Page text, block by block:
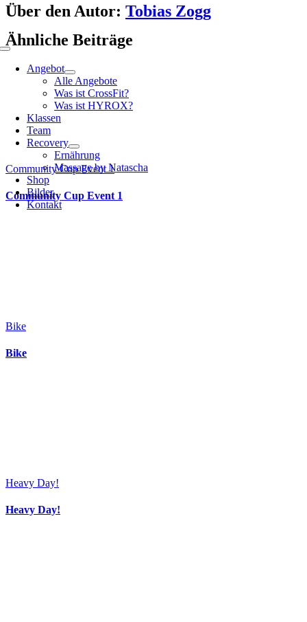
Toggle
NavigationAngebot
Alle Angebote
Was ist CrossFit?
Was ist HYROX?
Klassen
Team
Recovery
Ernährung
Massage by Natascha
Shop
Bilder
Kontakt
Facebook
LinkedIn
WhatsApp
Telegram
Tumblr
Pinterest
Vk
Xing
E-
Mail
Über den Autor: Tobias Zogg
Ähnliche Beiträge
Community Cup Event 1
Community Cup Event 1
Bike
Bike
Heavy Day!
Heavy Day!